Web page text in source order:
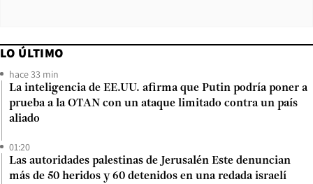
LO ÚLTIMO
hace 33 min
La inteligencia de EE.UU. afirma que Putin podría poner a
prueba a la OTAN con un ataque limitado contra un país
aliado
01:20
Las autoridades palestinas de Jerusalén Este denuncian
más de 50 heridos y 60 detenidos en una redada israelí